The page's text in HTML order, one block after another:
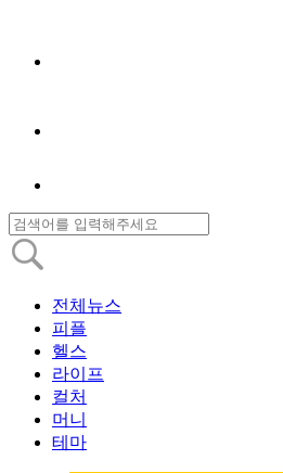
전체뉴스
피플
헬스
라이프
컬처
머니
테마